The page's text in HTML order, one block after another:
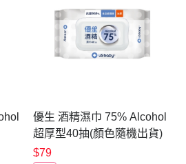
優生 酒精濕巾 75% Alcohol
超厚型40抽(顏色隨機出貨)
$79